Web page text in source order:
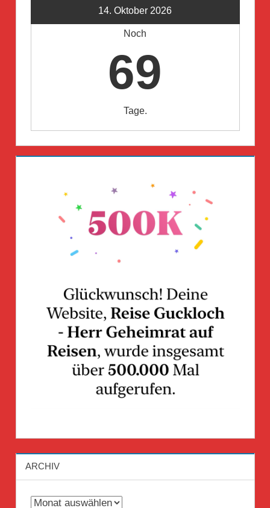
14. Oktober 2026
Noch
69
Tage.
ARCHIV
Archiv